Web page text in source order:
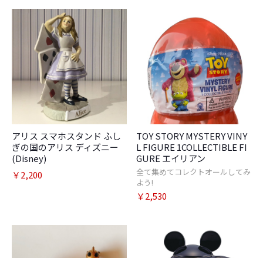
アリス スマホスタンド ふし
ぎの国のアリス ディズニー
(Disney)
￥2,200
TOY STORY MYSTERY VINY
L FIGURE 1COLLECTIBLE FI
GURE エイリアン
全て集めてコレクトオールしてみ
よう!
￥2,530
お買い物を続ける